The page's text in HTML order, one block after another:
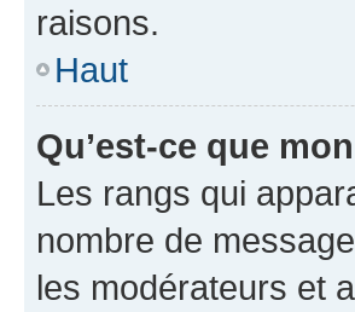
raisons.
Haut
Qu’est-ce que
Les rangs qui
nombre de
les modérateurs et